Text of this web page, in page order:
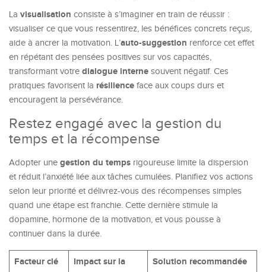
La visualisation consiste à s’imaginer en train de réussir :
visualiser ce que vous ressentirez, les bénéfices concrets reçus,
aide à ancrer la motivation. L’auto-suggestion renforce cet effet
en répétant des pensées positives sur vos capacités,
transformant votre dialogue interne souvent négatif. Ces
pratiques favorisent la résilience face aux coups durs et
encouragent la persévérance.
Restez engagé avec la gestion du
temps et la récompense
Adopter une gestion du temps rigoureuse limite la dispersion
et réduit l’anxiété liée aux tâches cumulées. Planifiez vos actions
selon leur priorité et délivrez-vous des récompenses simples
quand une étape est franchie. Cette dernière stimule la
dopamine, hormone de la motivation, et vous pousse à
continuer dans la durée.
Facteur clé
Impact sur la
Solution recommandée